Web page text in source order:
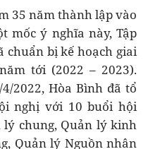
35 năm thành lập vào
mốc ý nghĩa này, Tập
chuẩn bị kế hoạch giai
tới (2022 – 2023).
2022, Hòa Bình đã tổ
nghị với 10 buổi hội
lý chung, Quản lý kinh
Quản lý Nguồn nhân